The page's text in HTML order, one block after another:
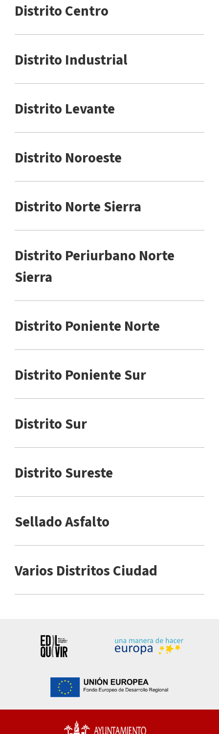
Distrito Centro
Distrito Industrial
Distrito Levante
Distrito Noroeste
Distrito Norte Sierra
Distrito Periurbano Norte
Sierra
Distrito Poniente Norte
Distrito Poniente Sur
Distrito Sur
Distrito Sureste
Sellado Asfalto
Varios Distritos Ciudad